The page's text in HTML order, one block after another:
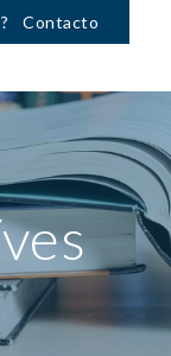
Contacto